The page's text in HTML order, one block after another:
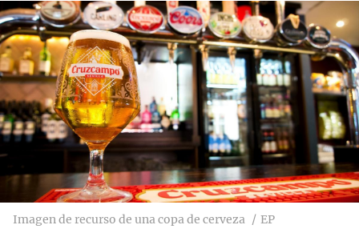
Imagen de recurso de una copa de cerveza EP